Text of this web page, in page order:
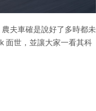
夫車確是說好了多時都未
面世，並讓大家一看其科